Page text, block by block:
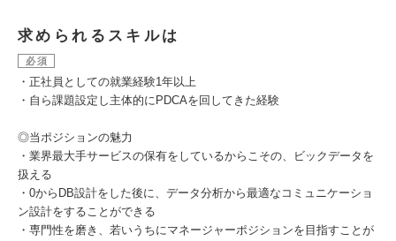
求められるスキルは
必須
・正社員としての就業経験1年以上
・自ら課題設定し主体的にPDCAを回してきた経験
◎当ポジションの魅力
・業界最大手サービスの保有をしているからこその、ビックデータを
扱える
・0からDB設計をした後に、データ分析から最適なコミュニケーショ
ン設計をすることができる
・専門性を磨き、若いうちにマネージャーポジションを目指すことが